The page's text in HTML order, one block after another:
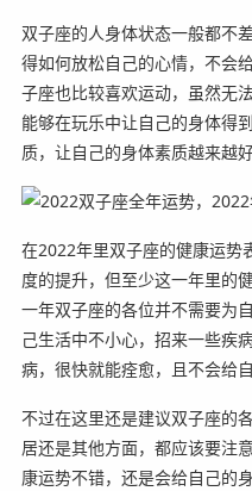
双子座的人身体状态一般都不
得如何放松自己的心情，不会
子座也比较喜欢运动，虽然无
能够在玩乐中让自己的身体得
质，让自己的身体素质越来越
在2022年里双子座的健康运势
度的提升，但至少这一年里的
一年双子座的各位并不需要为
己生活中不小心，招来一些疾
病，很快就能痊愈，且不会给
不过在这里还是建议双子座的
居还是其他方面，都应该要注
康运势不错，还是会给自己的